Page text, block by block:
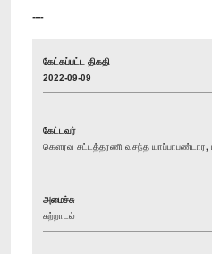
----
கேட்கப்பட்ட திகதி
2022-09-09
கேட்டவர்
கௌரவ சட்டத்தரணி வசந்த யாப்பாபண்டார,
அமைச்சு
சுற்றாடல்